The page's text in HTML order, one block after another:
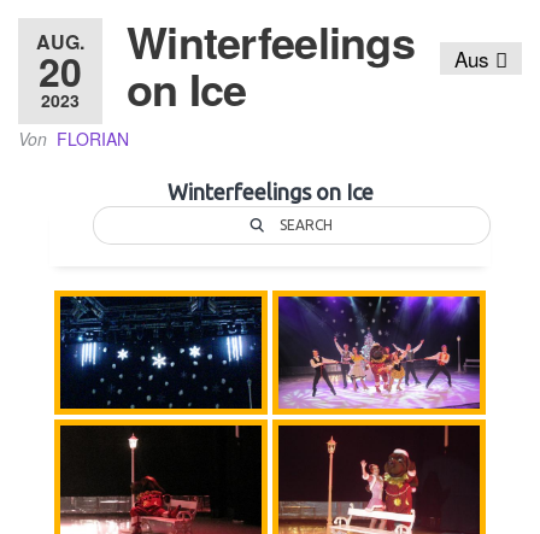
AUG.
20
2023
Aus
Winterfeelings
on Ice
Von FLORIAN
Winterfeelings on Ice
SEARCH